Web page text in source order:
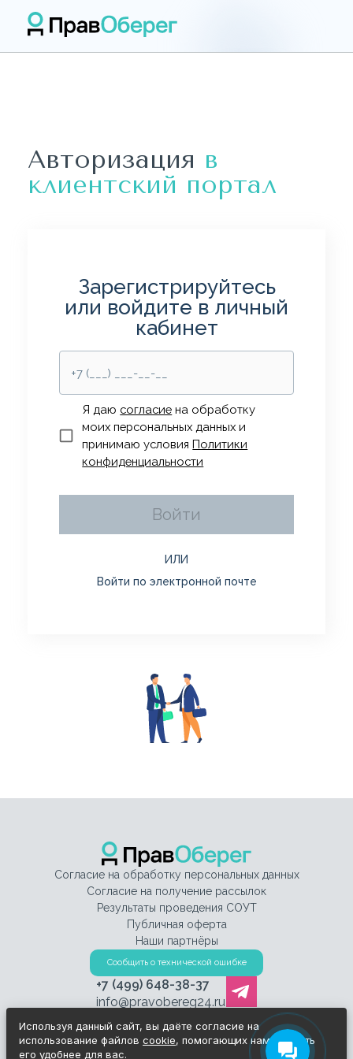
Авторизация в
клиентский портал
Зарегистрируйтесь
или войдите в личный
кабинет
Я даю согласие на обработку
моих персональных данных и
принимаю условияПолитики
конфиденциальности
Войти
ИЛИ
Войти по электронной почте
Согласие на обработку персональных данных
Согласие на получение рассылок
Результаты проведения СОУТ
Публичная оферта
Наши партнёры
Сообщить о технической ошибке
+7 (499) 648-38-37
info@pravobereg24.ru
Используя данный сайт, вы даёте согласие на
использование файлов cookie, помогающих нам сделать
его удобнее для вас.